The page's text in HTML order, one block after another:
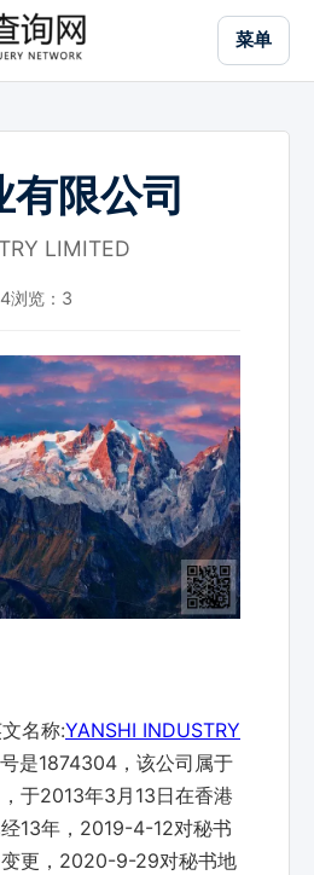
菜单
限公司
LIMITED
浏览： 3
名称:YANSHI INDUSTRY
号是1874304，该公司属于
于2013年3月13日在香港
13年，2019-4-12对秘书
更，2020-9-29对秘书地